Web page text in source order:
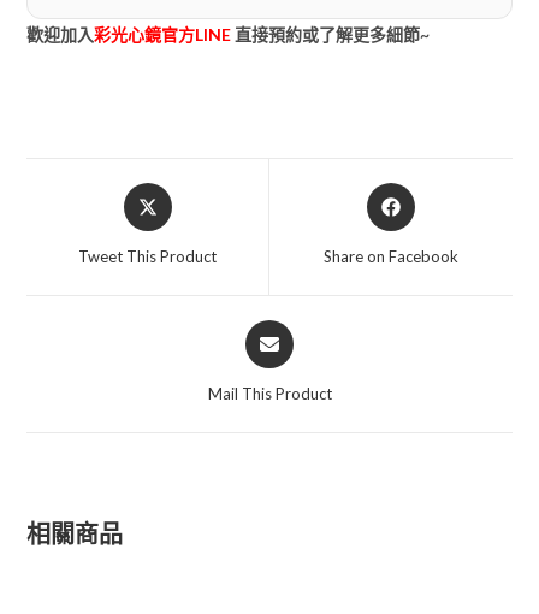
歡迎加入彩光心鏡官方LINE 直接預約或了解更多細節~
Tweet This Product Share on Facebook
Mail This Product
相關商品